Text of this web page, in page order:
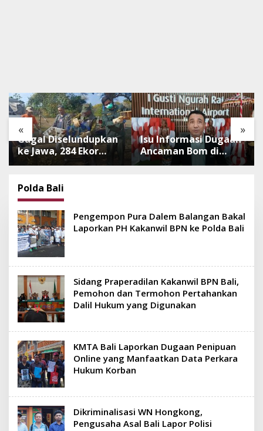
« »
Gagal Diselundupkan
ke Jawa, 284 Ekor
Burung Tanpa
Dilepasliarkan Cegah
Ancaman Penyakit
Isu Informasi Dugaan
Ancaman Bom di
Bandara Ngurah Rai
Polda Bali
Pengempon Pura Dalem Balangan Bakal
Laporkan PH Kakanwil BPN ke Polda Bali
Sidang Praperadilan Kakanwil BPN Bali,
Pemohon dan Termohon Pertahankan
Dalil Hukum yang Digunakan
KMTA Bali Laporkan Dugaan Penipuan
Online yang Manfaatkan Data Perkara
Hukum Korban
Dikriminalisasi WN Hongkong,
Pengusaha Asal Bali Lapor Polisi